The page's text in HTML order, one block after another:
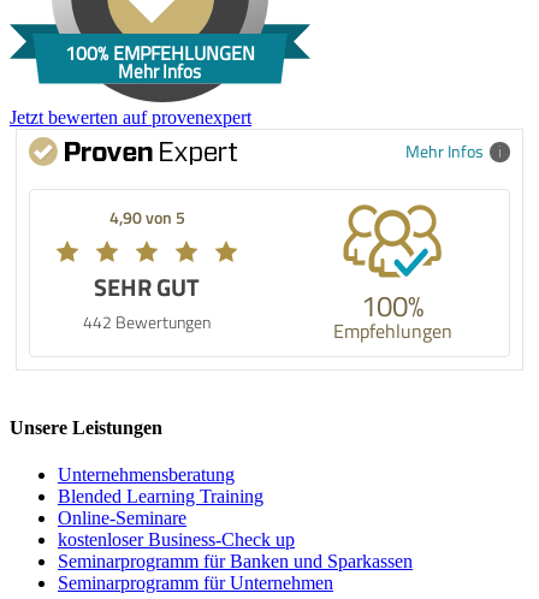
100% EMPFEHLUNGEN
Mehr Infos
Jetzt bewerten auf provenexpert
Mehr Infos
4,90 von 5
SEHR GUT
442 Bewertungen 100%
Empfehlungen
Unsere Leistungen
Unternehmens­beratung
Blended Learning Training
Online-Seminare
kostenloser Business-Check up
Seminarprogramm für Banken und Sparkassen
Seminarprogramm für Unternehmen